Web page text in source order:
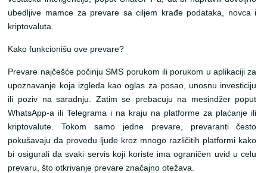
ubedljive mamce za prevare sa ciljem krađe podataka, novca i
kriptovaluta.
Kako funkcionišu ove prevare?
Prevare najčešće počinju SMS porukom ili porukom u aplikaciji za
upoznavanje koja izgleda kao oglas za posao, unosnu investiciju
ili poziv na saradnju. Zatim se prebacuju na mesindžer poput
WhatsApp-a ili Telegrama i na kraju na platforme za plaćanje ili
kriptovalute. Tokom samo jedne prevare, prevaranti često
pokušavaju da provedu ljude kroz mnogo različitih platformi kako
bi osigurali da svaki servis koji koriste ima ograničen uvid u celu
prevaru, što otkrivanje prevare značajno otežava.